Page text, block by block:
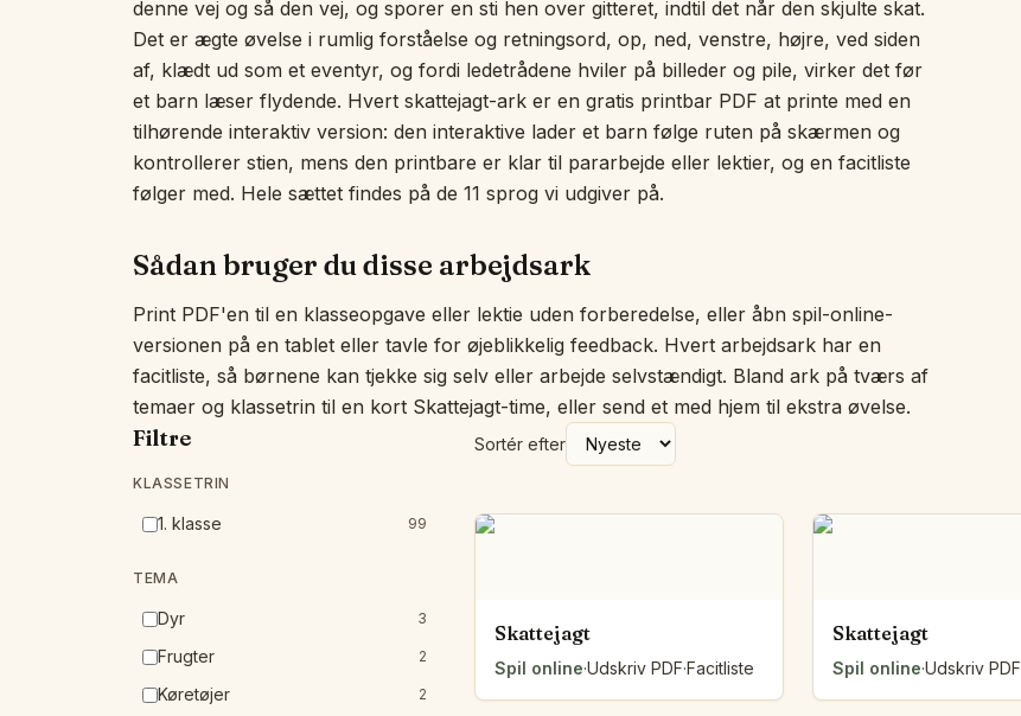
Billedordvæg
Uglen sover
Hvad passer ikke ind?
Historiesnoren
Brøkkøkkenet
Målebænken
Pengemåtten
Hjerteord
Klap stavelserne
Overslagsglasset
Følelsestjek
Bogstavværkstedet
Den tomme tallinje
Helhed og dele
Diktatbordet
Klassens diagram
Foldearket
Talsien
denne vej og så den vej, og sporer en sti hen over gitteret, indtil det når den skjulte skat.
Det er ægte øvelse i rumlig forståelse og retningsord, op, ned, venstre, højre, ved siden
af, klædt ud som et eventyr, og fordi ledetrådene hviler på billeder og pile, virker det før
et barn læser flydende. Hvert skattejagt-ark er en gratis printbar PDF at printe med en
tilhørende interaktiv version: den interaktive lader et barn følge ruten på skærmen og
kontrollerer stien, mens den printbare er klar til pararbejde eller lektier, og en facitliste
følger med. Hele sættet findes på de 11 sprog vi udgiver på.
Sådan bruger du disse arbejdsark
Print PDF'en til en klasseopgave eller lektie uden forberedelse, eller åbn spil-online-
versionen på en tablet eller tavle for øjeblikkelig feedback. Hvert arbejdsark har en
facitliste, så børnene kan tjekke sig selv eller arbejde selvstændigt. Bland ark på tværs af
temaer og klassetrin til en kort Skattejagt-time, eller send et med hjem til ekstra øvelse.
Filtre
KLASSETRIN
1. klasse 99
TEMA
Dyr 3
Frugter 2
Køretøjer 2
Sortér efter
Skattejagt
Spil online·Udskriv PDF·Facitliste
Skattejagt
Spil online·Udskriv PDF